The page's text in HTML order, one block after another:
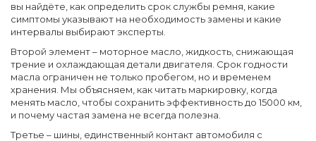
вы найдёте, как определить срок службы ремня, какие
симптомы указывают на необходимость замены и какие
интервалы выбирают эксперты.
Второй элемент – моторное масло жидкость, снижающая
трение и охлаждающая детали двигателя . Срок годности
масла ограничен не только пробегом, но и временем
хранения. Мы объясняем, как читать маркировку, когда
менять масло, чтобы сохранить эффективность до 15000 км,
и почему частая замена не всегда полезна.
Третье – шины единственный контакт автомобиля с